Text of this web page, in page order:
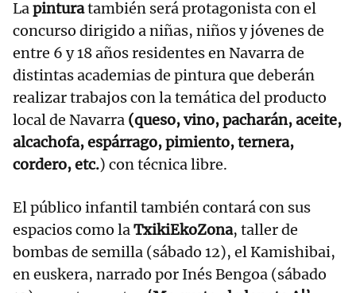
Lapinturatambién será protagonista con el
concurso dirigido a niñas, niños y jóvenes de
entre 6 y 18 años residentes en Navarra de
distintas academias de pintura que deberán
realizar trabajos con la temática del producto
local de Navarra (queso, vino, pacharán, aceite,
alcachofa, espárrago, pimiento, ternera,
cordero, etc.) con técnica libre.
El público infantil también contará con sus
espacios como laTxikiEkoZona, taller de
bombas de semilla (sábado 12), el Kamishibai,
en euskera, narrado por Inés Bengoa (sábado